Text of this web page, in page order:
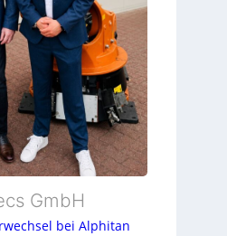
GmbH
bei Alphitan